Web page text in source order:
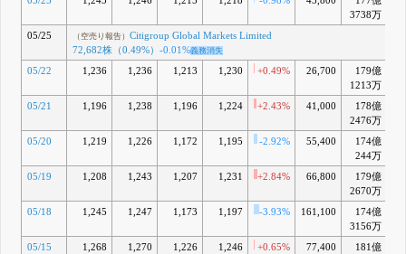
3738万
05/25 （空売り報告） Citigroup Global Markets Limited
72,682株（0.49%） -0.01%義務消失
05/22 1,236 1,236 1,213 1,230 +0.49% 26,700
179億
1213万
05/21 1,196 1,238 1,196 1,224 +2.43% 41,000
178億
2476万
05/20 1,219 1,226 1,172 1,195 -2.92% 55,400
174億
244万
05/19 1,208 1,243 1,207 1,231 +2.84% 66,800
179億
2670万
05/18 1,245 1,247 1,173 1,197 -3.93% 161,100
174億
3156万
05/15 1,268 1,270 1,226 1,246 +0.65% 77,400
181億